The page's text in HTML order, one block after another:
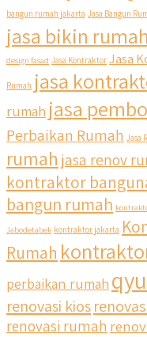
bangun rumah jakarta Jasa Bangun
jasa bikin rumah
design fasad Jasa Kontraktor Jasa
Rumah jasa
rumah jasa
Perbaikan Rumah Jasa
rumah jasa renov
kontraktor
bangun rumah
Jabodetabek kontraktor jakarta
Rumah
perbaikan rumah
renovasi kios
renovasi rumah